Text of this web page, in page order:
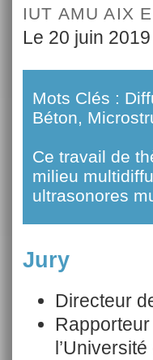
IUT AMU AIX
Le 20 juin
Mots Clés :
Béton,
Ce travail de
milieu
ultrasonores
Jury
Directeur